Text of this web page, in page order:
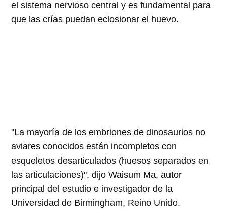
el sistema nervioso central y es fundamental para
que las crías puedan eclosionar el huevo.
"La mayoría de los embriones de dinosaurios no
aviares conocidos están incompletos con
esqueletos desarticulados (huesos separados en
las articulaciones)", dijo Waisum Ma, autor
principal del estudio e investigador de la
Universidad de Birmingham, Reino Unido.